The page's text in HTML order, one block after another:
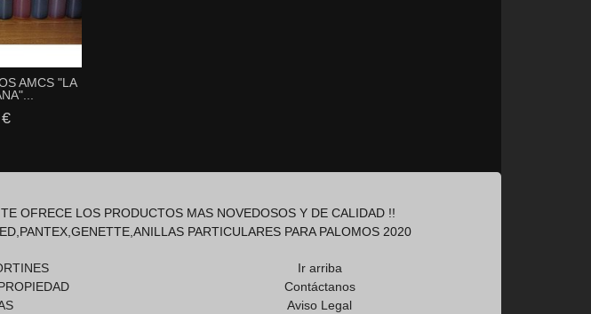
AMCS "LA
OFRECE LOS PRODUCTOS MAS NOVEDOSOS Y DE CALIDAD !!
PARTICULARES PARA PALOMOS 2020
Ir arriba
Contáctanos
Aviso Legal